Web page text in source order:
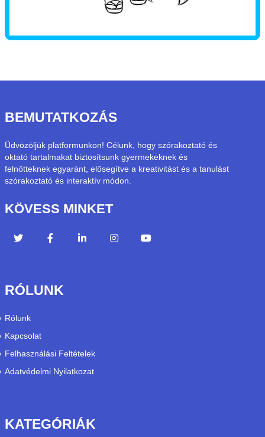
BEMUTATKOZÁS
Üdvözöljük platformunkon! Célunk, hogy szórakoztató és
oktató tartalmakat biztosítsunk gyermekeknek és
felnőtteknek egyaránt, elősegítve a kreativitást és a tanulást
szórakoztató és interaktív módon.
KÖVESS MINKET
RÓLUNK
Rólunk
Kapcsolat
Felhasználási Feltételek
Adatvédelmi Nyilatkozat
KATEGÓRIÁK